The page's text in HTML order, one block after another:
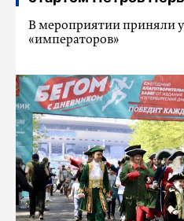
В мероприятии приняли
«императоров»